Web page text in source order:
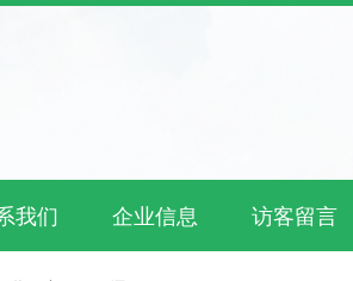
我们 企业信息 访客留言